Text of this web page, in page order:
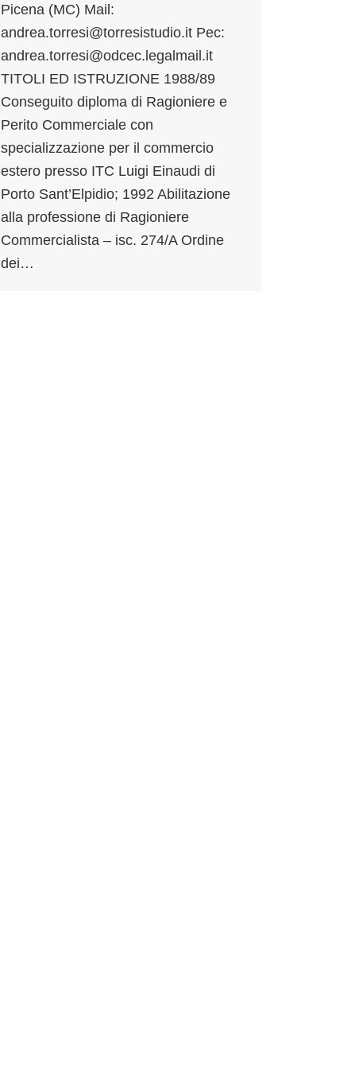
Picena (MC) Mail:
andrea.torresi@torresistudio.it Pec:
andrea.torresi@odcec.legalmail.it
TITOLI ED ISTRUZIONE 1988/89
Conseguito diploma di Ragioniere e
Perito Commerciale con
specializzazione per il commercio
estero presso ITC Luigi Einaudi di
Porto Sant’Elpidio; 1992 Abilitazione
alla professione di Ragioniere
Commercialista – isc. 274/A Ordine
dei…